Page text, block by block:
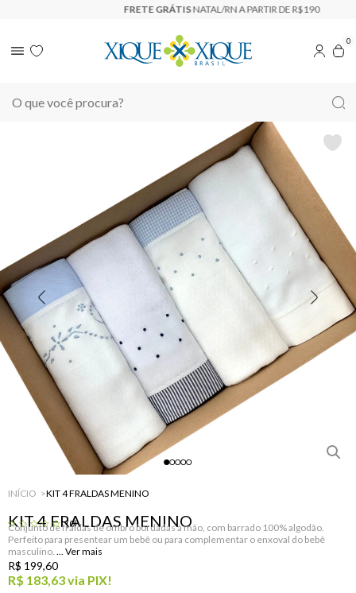
FRETE GRÁTISNATAL/RN A PARTIR DE R$190
0
INÍCIO KIT 4 FRALDAS MENINO
KIT 4 FRALDAS MENINO
(0)
Conjunto de fraldas de ombro bordadas à mão, com barrado 100% algodão.
Perfeito para presentear um bebê ou para complementar o enxoval do bebê
masculino.
R$ 183,63via PIX!
R$ 199,60